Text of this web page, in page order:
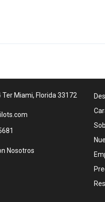
Ter Miami, Florida 33172
Nosotros